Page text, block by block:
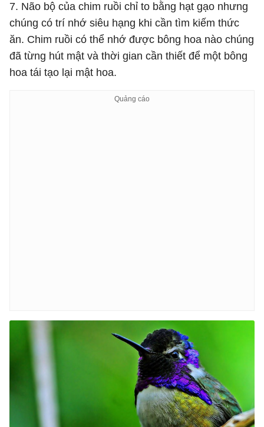
7. Não bộ của chim ruồi chỉ to bằng hạt gạo nhưng
chúng có trí nhớ siêu hạng khi cần tìm kiếm thức
ăn. Chim ruồi có thể nhớ được bông hoa nào chúng
đã từng hút mật và thời gian cần thiết để một bông
hoa tái tạo lại mật hoa.